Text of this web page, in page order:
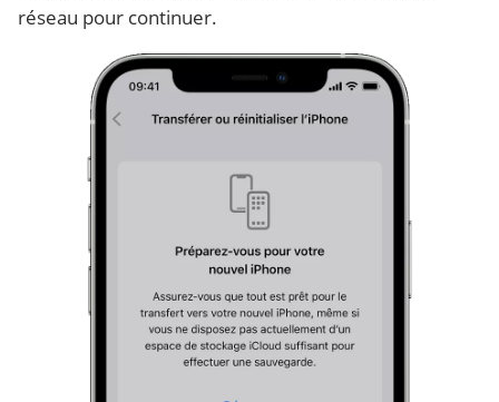
réseau pour continuer.